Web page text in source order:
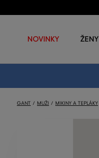
NOVINKY ŽENY
GANT MUŽI MIKINY A TEPLÁKY